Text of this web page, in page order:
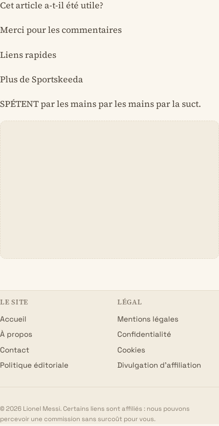
Cet article a-t-il été utile?
Merci pour les commentaires
Liens rapides
Plus de Sportskeeda
SPÉTENT par les mains par les mains par la suct.
LE SITE
Accueil
À propos
Contact
Politique éditoriale
LÉGAL
Mentions légales
Confidentialité
Cookies
Divulgation d’affiliation
© 2026 Lionel Messi. Certains liens sont affiliés : nous pouvons
percevoir une commission sans surcoût pour vous.